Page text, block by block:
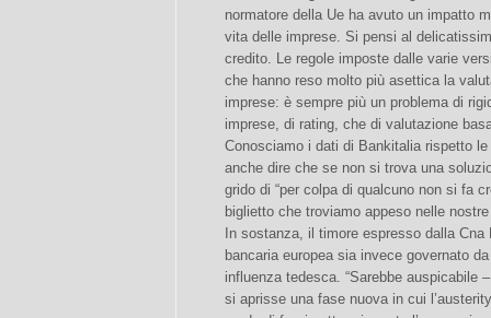
normatore della Ue ha avuto un impatto
vita delle imprese. Si pensi al
credito. Le regole imposte dalle varie
che hanno reso molto più asettica la
imprese: è sempre più un problema di
imprese, di rating, che di valutazione
Conosciamo i dati di Bankitalia rispetto
anche dire che se non si trova una
grido di “per colpa di qualcuno non si fa
biglietto che troviamo appeso nelle nostre
In sostanza, il timore espresso dalla
bancaria europea sia invece governato
influenza tedesca. “Sarebbe auspicabile
si aprisse una fase nuova in cui